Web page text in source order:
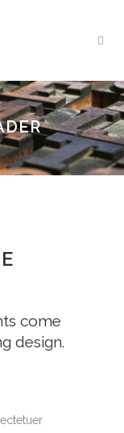
come
design.